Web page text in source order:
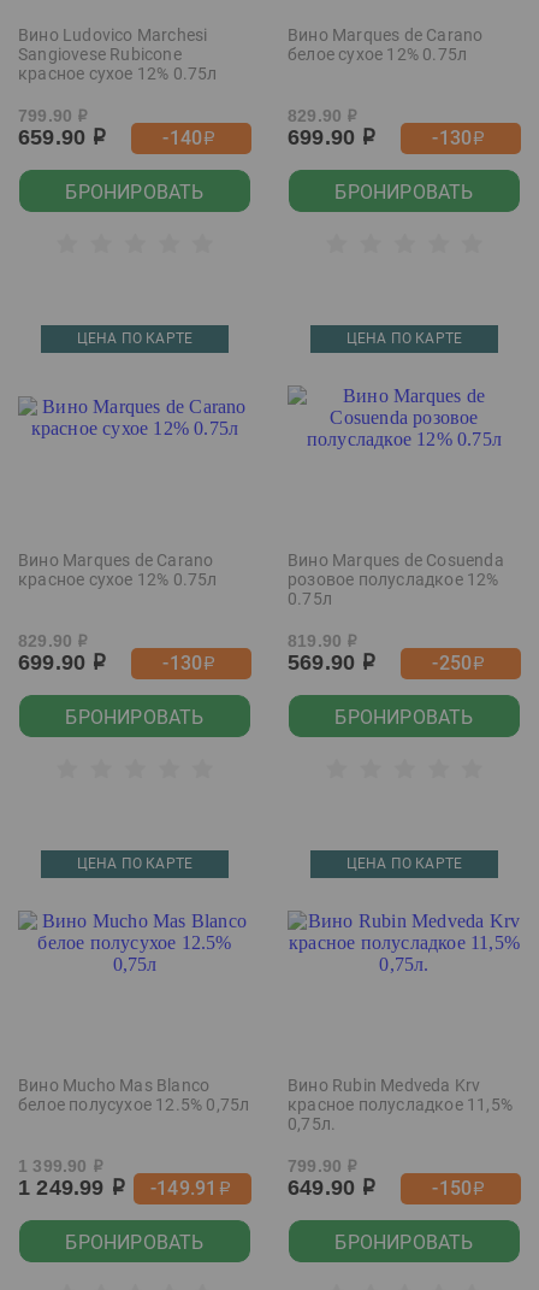
Вино Ludovico Marchesi
Sangiovese Rubicone
красное сухое 12% 0.75л
799.90 р
659.90 р -140р
БРОНИРОВАТЬ
Вино Marques de Carano
белое сухое 12% 0.75л
829.90 р
699.90 р -130р
БРОНИРОВАТЬ
ЦЕНА ПО КАРТЕ
Вино Marques de Carano
красное сухое 12% 0.75л
829.90 р
699.90 р -130р
БРОНИРОВАТЬ
ЦЕНА ПО КАРТЕ
Вино Marques de Cosuenda
розовое полусладкое 12%
0.75л
819.90 р
569.90 р -250р
БРОНИРОВАТЬ
ЦЕНА ПО КАРТЕ
Вино Mucho Mas Blanco
белое полусухое 12.5% 0,75л
1 399.90 р
1 249.99 р -149.91 р
БРОНИРОВАТЬ
ЦЕНА ПО КАРТЕ
Вино Rubin Medveda Krv
красное полусладкое 11,5%
0,75л.
799.90 р
649.90 р -150р
БРОНИРОВАТЬ